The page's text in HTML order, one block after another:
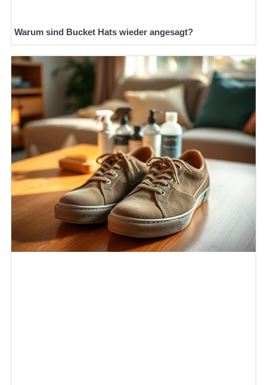
Warum sind Bucket Hats wieder angesagt?